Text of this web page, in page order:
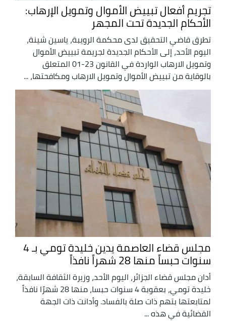
تجريم أفعال تبييض الأموال وتمويل الإرهاب:
الأحكام الجديدة تحت المجهر
تطرق قاضي التحقيق لدى محكمة الرويبة، ياسين شينة،
اليوم الأحد، إلى الأحكام الجديدة لجريمة تبييض الأموال
وتمويل الارهاب الواردة في القانون 23-01 المتعلق
بالوقاية من تبييض الأموال وتمويل الارهاب ومكافحتها، ...
مجلس قضاء العاصمة يدين خليدة تومي بـ 4
سنوات حبساً منها 28 شهراً نافذاً
أدان مجلس قضاء الجزائر، اليوم الأحد، وزيرة الثقافة السابقة،
خليدة تومي، بعقوبة 4 سنوات حبسا، منها 28 شهرًا نافذاً
لمتابعتها بتهم ذات صلة بالفساد. وأدانت ذات الجهة
القضائية في هذه ...